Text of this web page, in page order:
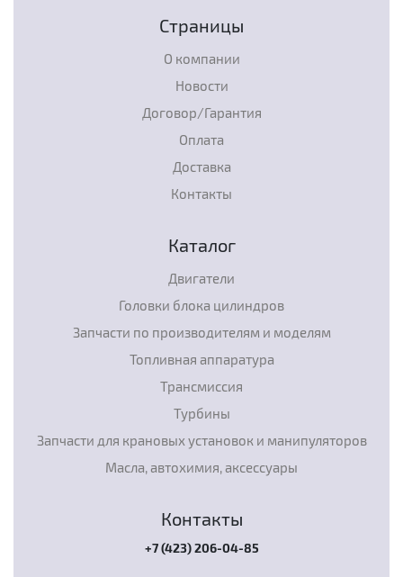
Страницы
О компании
Новости
Договор/Гарантия
Оплата
Доставка
Контакты
Каталог
Двигатели
Головки блока цилиндров
Запчасти по производителям и моделям
Топливная аппаратура
Трансмиссия
Турбины
Запчасти для крановых установок и манипуляторов
Масла, автохимия, аксессуары
Контакты
+7 (423) 206-04-85